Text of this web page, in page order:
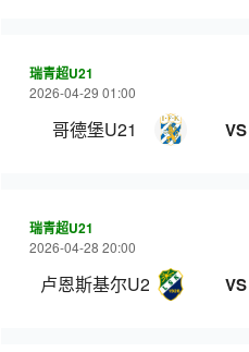
瑞青超U21
2026-04-29 01:00
哥德堡U21 VS
瑞青超U21
2026-04-28 20:00
卢恩斯基尔U21 VS